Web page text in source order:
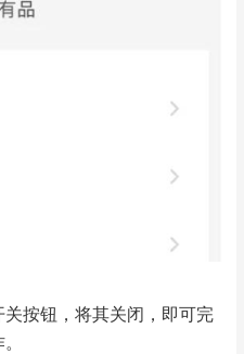
按钮，将其关闭，即可完